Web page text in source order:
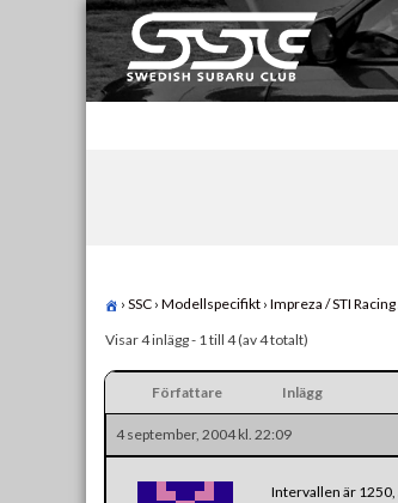
Skip
to
content
Swedish Subaru Club
För oss som älskar Subaru!
› SSC › Modellspecifikt › Impreza / STI Racing
Visar 4 inlägg - 1 till 4 (av 4 totalt)
Författare Inlägg
4 september, 2004 kl. 22:09
Intervallen är 1250,